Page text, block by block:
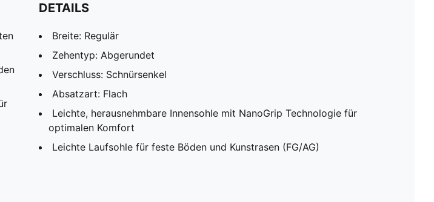
DETAILS
Breite: Regulär
Zehentyp: Abgerundet
Verschluss: Schnürsenkel
Absatzart: Flach
Leichte, herausnehmbare Innensohle mit NanoGrip Technologie für
optimalen Komfort
Leichte Laufsohle für feste Böden und Kunstrasen (FG/AG)